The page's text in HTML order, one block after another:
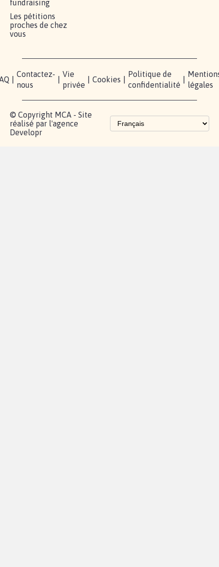
fundraising
Les pétitions
proches de chez
vous
Contactez-
nous
Vie
privée
Cookies
Politique de
confidentialité
légales
© Copyright MCA - Site
réalisé par l'agence
Developr